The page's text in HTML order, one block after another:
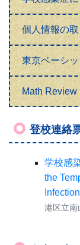
個人情報の
東京ベーシ
Math Review
登校連絡
学校感
the
港区立南